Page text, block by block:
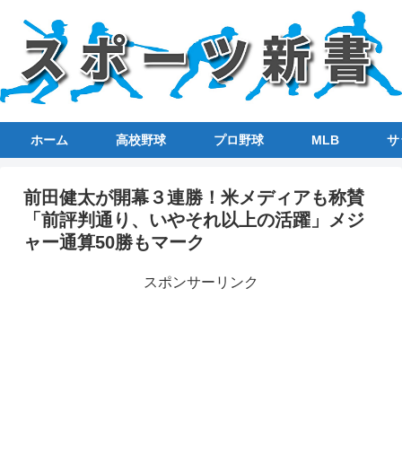
ホーム 高校野球 プロ野球 MLB サ
前田健太が開幕３連勝！米メディアも称賛
「前評判通り、いやそれ以上の活躍」メジ
ャー通算50勝もマーク
スポンサーリンク